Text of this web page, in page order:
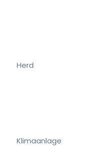
Herd
Klimaanlage